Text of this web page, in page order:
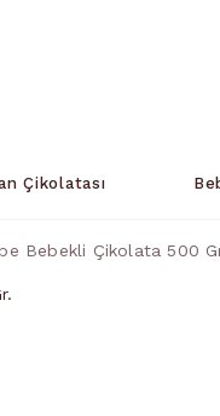
Çikolatası
Bebekli Çikolata 500